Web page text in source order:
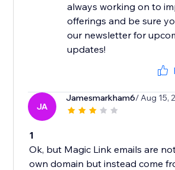
always working on to
offerings and be sure
our newsletter for
updates!
JA
Jamesmarkham6/ Aug 15,
1
Ok, but Magic Link emails are
own domain but instead come